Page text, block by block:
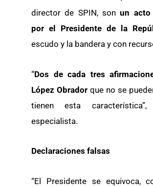
director de SPIN, sonun acto
por el Presidente de la
escudo y la bandera y con
“Dos de cada tres
López Obrador que no se
tienen esta
especialista.
Declaraciones falsas
“El Presidente se equivoca,